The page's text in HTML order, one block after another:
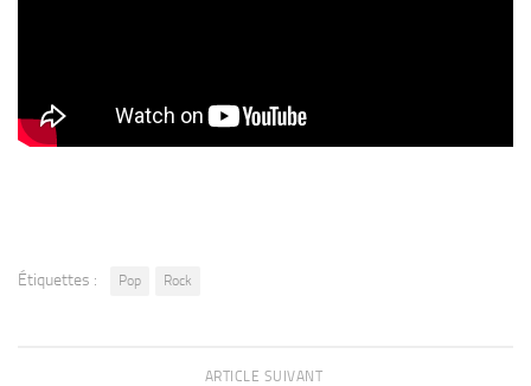
Étiquettes : Pop Rock
ARTICLE SUIVANT